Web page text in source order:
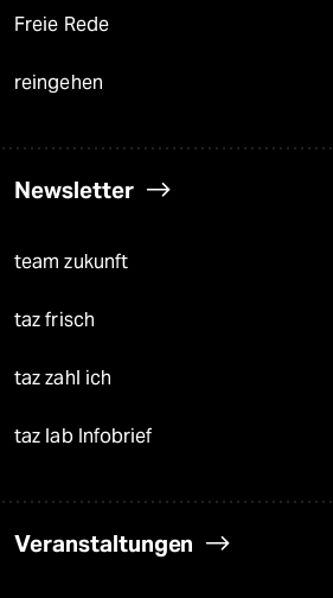
Freie Rede
reingehen
Newsletter
team zukunft
taz frisch
taz zahl ich
taz lab Infobrief
Veranstaltungen